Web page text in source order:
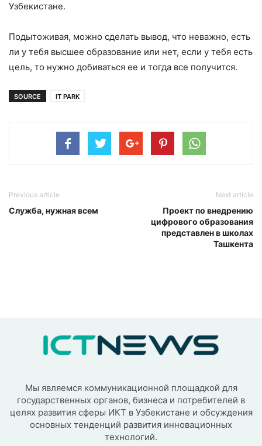
Узбекистане.
Подытоживая, можно сделать вывод, что неважно, есть
ли у тебя высшее образование или нет, если у тебя есть
цель, то нужно добиваться ее и тогда все получится.
SOURCE IT PARK
Previous article
Служба, нужная всем
Next article
Проект по внедрению
цифрового образования
представлен в школах
Ташкента
Мы являемся коммуникационной площадкой для
государственных органов, бизнеса и потребителей в
целях развития сферы ИКТ в Узбекистане и обсуждения
основных тенденций развития инновационных
технологий.